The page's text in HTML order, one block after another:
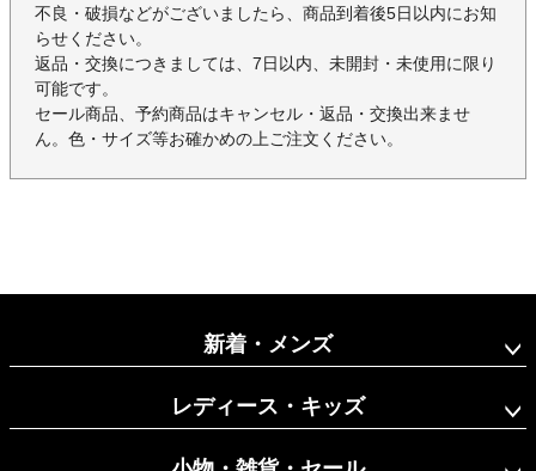
不良・破損などがございましたら、商品到着後5日以内にお知
らせください。
返品・交換につきましては、7日以内、未開封・未使用に限り
可能です。
セール商品、予約商品はキャンセル・返品・交換出来ませ
ん。色・サイズ等お確かめの上ご注文ください。
新着・メンズ
レディース・キッズ